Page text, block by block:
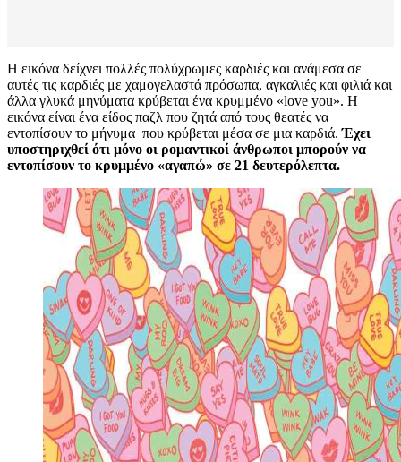
Η εικόνα δείχνει πολλές πολύχρωμες καρδιές και ανάμεσα σε
αυτές τις καρδιές με χαμογελαστά πρόσωπα, αγκαλιές και φιλιά και
άλλα γλυκά μηνύματα κρύβεται ένα κρυμμένο «love you». Η
εικόνα είναι ένα είδος παζλ που ζητά από τους θεατές να
εντοπίσουν το μήνυμα που κρύβεται μέσα σε μια καρδιά.Έχει
υποστηριχθεί ότι μόνο οι ρομαντικοί άνθρωποι μπορούν να
εντοπίσουν το κρυμμένο «αγαπώ» σε 21 δευτερόλεπτα.